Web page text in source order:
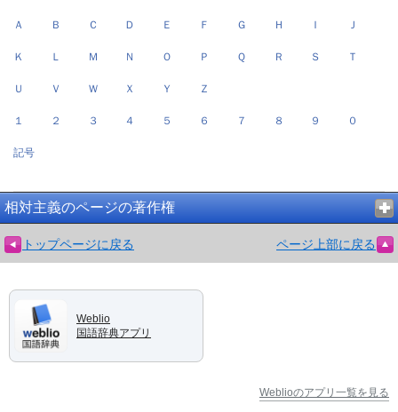
Ａ Ｂ Ｃ Ｄ Ｅ Ｆ Ｇ Ｈ Ｉ Ｊ
Ｋ Ｌ Ｍ Ｎ Ｏ Ｐ Ｑ Ｒ Ｓ Ｔ
Ｕ Ｖ Ｗ Ｘ Ｙ Ｚ
１ ２ ３ ４ ５ ６ ７ ８ ９ ０
記号
相対主義のページの著作権
トップページに戻る ページ上部に戻る
Weblio
国語辞典アプリ
Weblioのアプリ一覧を見る